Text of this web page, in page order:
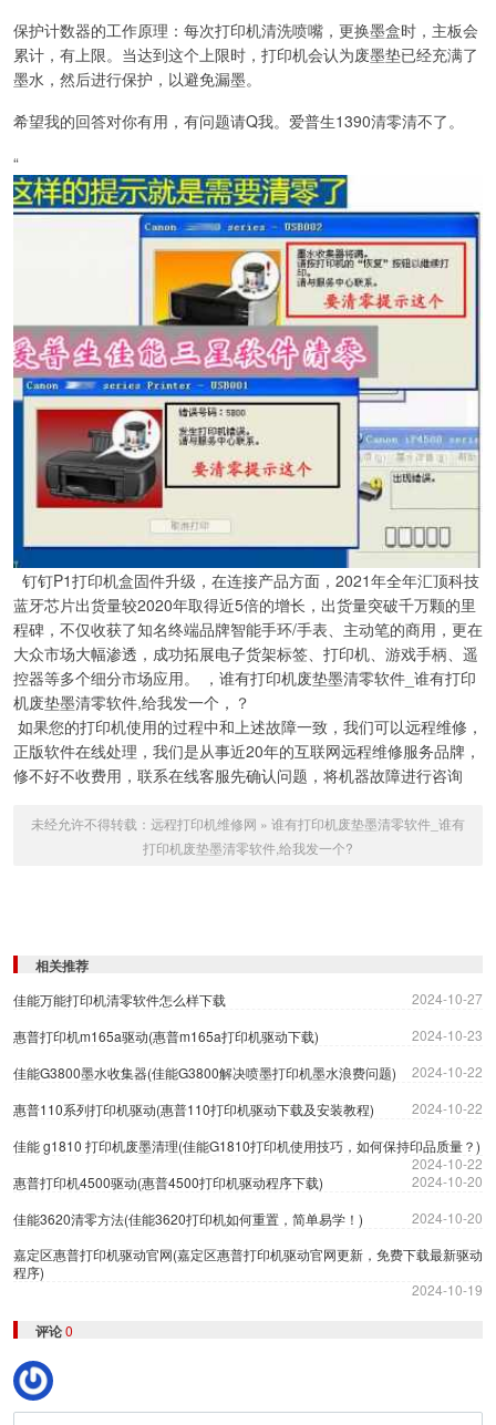
保护计数器的工作原理：每次打印机清洗喷嘴，更换墨盒时，主板会
累计，有上限。当达到这个上限时，打印机会认为废墨垫已经充满了
墨水，然后进行保护，以避免漏墨。
希望我的回答对你有用，有问题请Q我。爱普生1390清零清不了。
“
钉钉P1打印机盒固件升级，在连接产品方面，2021年全年汇顶科技
蓝牙芯片出货量较2020年取得近5倍的增长，出货量突破千万颗的里
程碑，不仅收获了知名终端品牌智能手环/手表、主动笔的商用，更在
大众市场大幅渗透，成功拓展电子货架标签、打印机、游戏手柄、遥
控器等多个细分市场应用。 ，谁有打印机废垫墨清零软件_谁有打印
机废垫墨清零软件,给我发一个，？
如果您的打印机使用的过程中和上述故障一致，我们可以远程维修，
正版软件在线处理，我们是从事近20年的互联网远程维修服务品牌，
修不好不收费用，联系在线客服先确认问题，将机器故障进行咨询
未经允许不得转载： 远程打印机维修网 » 谁有打印机废垫墨清零软件_谁有
打印机废垫墨清零软件,给我发一个?
相关推荐
佳能万能打印机清零软件怎么样下载
2024-10-27
惠普打印机m165a驱动(惠普m165a打印机驱动下载)
2024-10-23
佳能G3800墨水收集器(佳能G3800解决喷墨打印机墨水浪费问题)
2024-10-22
惠普110系列打印机驱动(惠普110打印机驱动下载及安装教程)
2024-10-22
佳能 g1810 打印机废墨清理(佳能G1810打印机使用技巧，如何保持印品质量？)
2024-10-22
惠普打印机4500驱动(惠普4500打印机驱动程序下载)
2024-10-20
佳能3620清零方法(佳能3620打印机如何重置，简单易学！)
2024-10-20
嘉定区惠普打印机驱动官网(嘉定区惠普打印机驱动官网更新，免费下载最新驱动
程序)
2024-10-19
评论0